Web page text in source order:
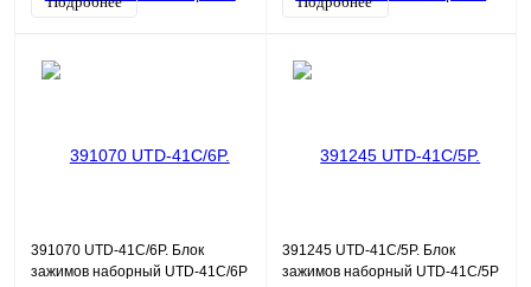
391070 UTD-41C/6P. Блок
зажимов наборный UTD-41C/6P
391245 UTD-41C/5P. Блок
зажимов наборный UTD-41C/5P